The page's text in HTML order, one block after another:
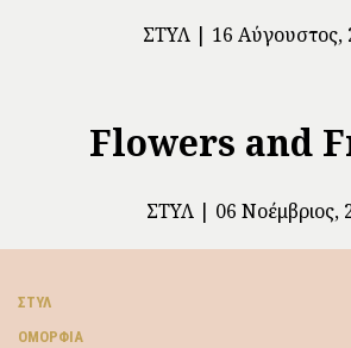
ΣΤΥΛ 16 Αύγουστος,
Flowers and
ΣΤΥΛ 06 Νοέμβριος,
ΣΤΥΛ
ΟΜΟΡΦΙΆ